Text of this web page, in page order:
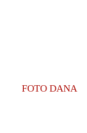
FOTO DANA